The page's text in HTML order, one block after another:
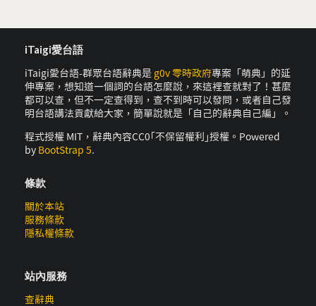
iTaigi愛台語
iTaigi愛台語-群眾台語辭典是 g0v 零時政府專案「萌典」的延
伸專案，想知道一個詞的台語怎麼說，來這裡查就對了！甚麼
都可以查，但不一定查得到，查不到時可以發問，或者自己發
明台語講法貢獻給大家，簡單說就是「自己的辭典自己編」。
程式授權 MIT，辭典內容CC0｢不保留權利｣授權。Powered
by BootStrap 5.
條款
關於本站
服務條款
隱私權條款
站內服務
查辭典